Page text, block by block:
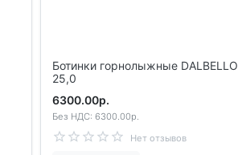
Ботинки горнолыжные DALBELLO
25,0
6300.00р.
Без НДС: 6300.00р.
Нет отзывов